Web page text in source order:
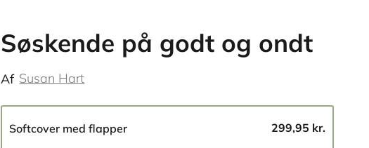
Søskende på godt og ondt
Af Susan Hart
Softcover med flapper 299,95 kr.